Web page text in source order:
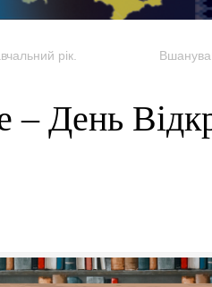
рік.
– День